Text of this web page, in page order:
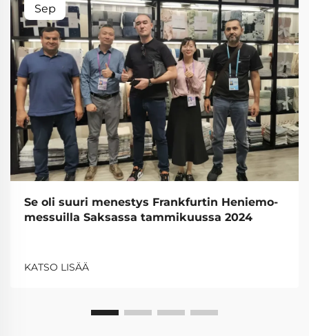
Sep
Se oli suuri menestys Frankfurtin Heniemo-
messuilla Saksassa tammikuussa 2024
KATSO LISÄÄ